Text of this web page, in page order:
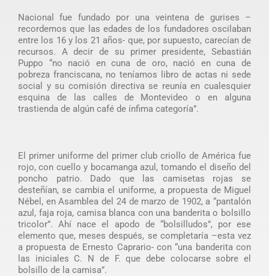
Nacional fue fundado por una veintena de gurises –
recordemos que las edades de los fundadores oscilaban
entre los 16 y los 21 años- que, por supuesto, carecían de
recursos. A decir de su primer presidente, Sebastián
Puppo “no nació en cuna de oro, nació en cuna de
pobreza franciscana, no teníamos libro de actas ni sede
social y su comisión directiva se reunía en cualesquier
esquina de las calles de Montevideo o en alguna
trastienda de algún café de ínfima categoría”.
El primer uniforme del primer club criollo de América fue
rojo, con cuello y bocamanga azul, tomando el diseño del
poncho patrio. Dado que las camisetas rojas se
desteñían, se cambia el uniforme, a propuesta de Miguel
Nébel, en Asamblea del 24 de marzo de 1902, a “pantalón
azul, faja roja, camisa blanca con una banderita o bolsillo
tricolor”. Ahí nace el apodo de “bolsilludos”, por ese
elemento que, meses después, se completaría –esta vez
a propuesta de Ernesto Caprario- con “una banderita con
las iniciales C. N de F. que debe colocarse sobre el
bolsillo de la camisa”.